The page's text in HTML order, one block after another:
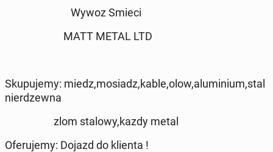
Wywoz Smieci
MATT METAL LTD
Skupujemy: miedz,mosiadz,kable,olow,aluminium,stal
nierdzewna
zlom stalowy,kazdy metal
Oferujemy: Dojazd do klienta !